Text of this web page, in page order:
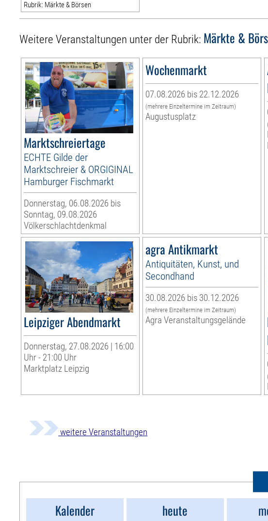
Rubrik: Märkte & Börsen
Weitere Veranstaltungen unter der Rubrik: Märkte &
Marktschreiertage
ECHTE Gilde der
Marktschreier & ORGIGINAL
Hamburger Fischmarkt
Donnerstag, 06.08.2026 bis
Sonntag, 09.08.2026
Völkerschlachtdenkmal
Wochenmarkt
07.08.2026 bis 22.12.2026
(mehrere Einzeltermine im Zeitraum)
Augustusplatz
Leipziger Abendmarkt
Donnerstag, 27.08.2026 | 16:00
Uhr - 21:00 Uhr
Marktplatz Leipzig
agra Antikmarkt
Antiquitäten, Kunst, und
Secondhand
30.08.2026 bis 30.12.2026
(mehrere Einzeltermine im Zeitraum)
Agra Veranstaltungsgelände
weitere Veranstaltungen
Kalender
heute